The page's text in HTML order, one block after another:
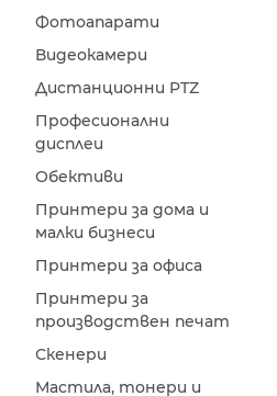
Фотоапарати
Видеокамери
Дистанционни PTZ
Професионални
дисплеи
Обективи
Принтери за дома и
малки бизнеси
Принтери за офиса
Принтери за
производствен печат
Скенери
Мастила, тонери и